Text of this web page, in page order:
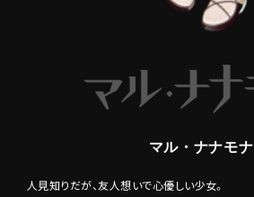
マル・ナナモナ
人見知りだが、友人想いで心優しい少女。